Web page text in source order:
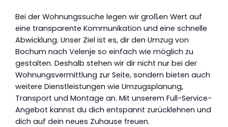
Bei der Wohnungssuche legen wir großen Wert auf
eine transparente Kommunikation und eine schnelle
Abwicklung. Unser Ziel ist es, dir den Umzug von
Bochum nach Velenje so einfach wie möglich zu
gestalten. Deshalb stehen wir dir nicht nur bei der
Wohnungsvermittlung zur Seite, sondern bieten auch
weitere Dienstleistungen wie Umzugsplanung,
Transport und Montage an. Mit unserem Full-Service-
Angebot kannst du dich entspannt zurücklehnen und
dich auf dein neues Zuhause freuen.